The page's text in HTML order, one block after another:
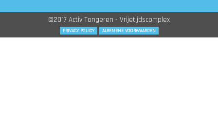
©2017 Activ Tongeren - Vrijetijdscomplex
PRIVACY POLICY ALGEMENE VOORWAARDEN